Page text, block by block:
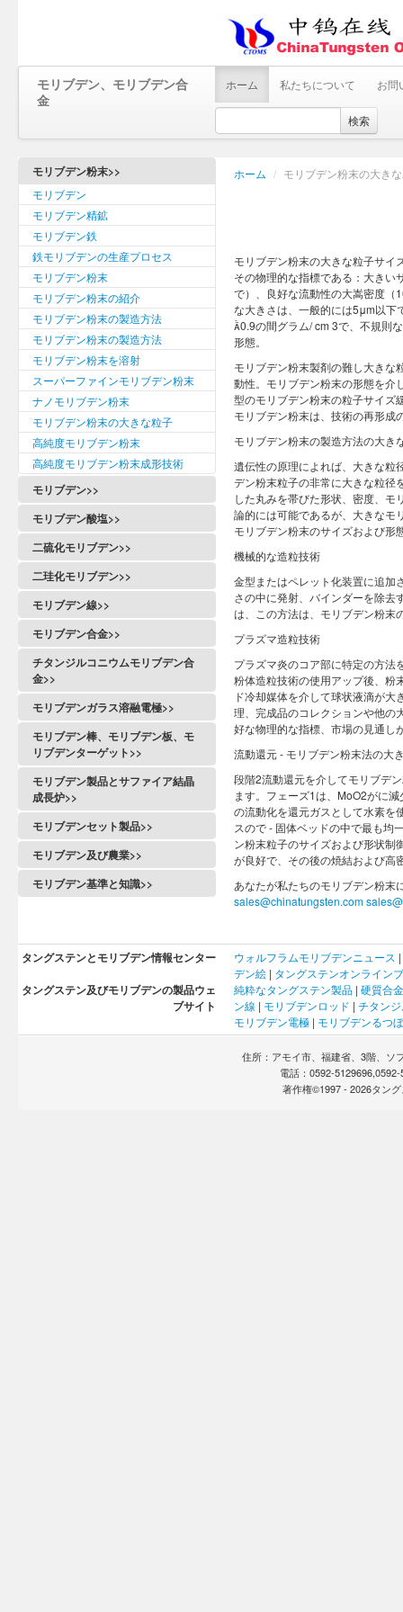
モリブデン、モリブデン合
金
ホーム 私たちについて お問
検索
モリブデン粉末>>
モリブデン
モリブデン精鉱
モリブデン鉄
鉄モリブデンの生産プロセス
モリブデン粉末
モリブデン粉末の紹介
モリブデン粉末の製造方法
モリブデン粉末の製造方法
モリブデン粉末を溶射
スーパーファインモリブデン粉末
ナノモリブデン粉末
モリブデン粉末の大きな粒子
高純度モリブデン粉末
高純度モリブデン粉末成形技術
モリブデン>>
モリブデン酸塩>>
二硫化モリブデン>>
二珪化モリブデン>>
モリブデン線>>
モリブデン合金>>
チタンジルコニウムモリブデン合
金>>
モリブデンガラス溶融電極>>
モリブデン棒、モリブデン板、モ
リブデンターゲット>>
モリブデン製品とサファイア結晶
成長炉>>
モリブデンセット製品>>
モリブデン及び農業>>
モリブデン基準と知識>>
ホーム / モリブデン粉末の大き
モリブデン粉末の大きな粒子サイ
その物理的な指標である：大き
で）、良好な流動性の大嵩密度（
な大きさは、一般的には5μm以下
0.9の間グラム/ cm 3で、不規則
形態。
モリブデン粉末製剤の難し大きな
動性。モリブデン粉末の形態を介
型のモリブデン粉末の粒子サイズ
モリブデン粉末は、技術の再形成
モリブデン粉末の製造方法の大き
遺伝性の原理によれば、大きな粒
デン粉末粒子の非常に大きな粒径
した丸みを帯びた形状、密度、
論的には可能であるが、大きなモ
モリブデン粉末のサイズおよび形
機械的な造粒技術
金型またはペレット化装置に追加
さの中に発射、バインダーを除去
は、この方法は、モリブデン粉末
プラズマ造粒技術
プラズマ炎のコア部に特定の方法
粉体造粒技術の使用アップ後、粉
ド冷却媒体を介して球状液滴が
理、完成品のコレクションや他の
好な物理的な指標、市場の見通し
流動還元 - モリブデン粉末法の大
段階2流動還元を介してモリブデ
ます。フェーズ1は、MoO2がに
の流動化を還元ガスとして水素
スので - 固体ベッドの中で最も均
ン粉末粒子のサイズおよび形状制
が良好で、その後の焼結および高
あなたが私たちのモリブデン粉末
sales@chinatungsten.com
タングステンとモリブデン情報センター ウォルフラムモリブデンニュース |
デン絵 | タングステンオンライン
タングステン及びモリブデンの製品ウェ
ブサイト
純粋なタングステン製品 | 硬質合金
ン線 | モリブデンロッド | チタン
モリブデン電極 | モリブデンるつぼ
住所：アモイ市、福建省、3階、ソ
電話：0592-
著作権©1997 - 2026タン